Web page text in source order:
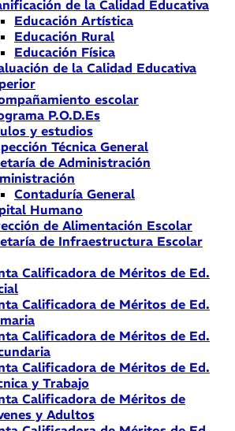
de la Calidad Educativa
Educación Artística
Educación Rural
Educación Física
de la Calidad Educativa
escolar
P.O.D.Es
y estudios
Técnica General
de Administración
Contaduría General
Humano
de Alimentación Escolar
de Infraestructura Escolar
Calificadora de Méritos de Ed.
Calificadora de Méritos de Ed.
Calificadora de Méritos de Ed.
Calificadora de Méritos de Ed.
y Trabajo
Calificadora de Méritos de
y Adultos